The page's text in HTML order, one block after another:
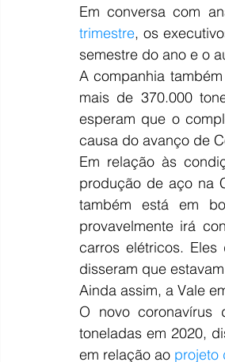
Em conversa com
trimestre, os
semestre do ano e o
A companhia
mais de 370.000
esperam que o
causa do avanço de
Em relação às
produção de aço na
também está em
provavelmente irá
carros elétricos.
disseram que
Ainda assim, a Vale
O novo
toneladas em 2020,
em relação ao projeto